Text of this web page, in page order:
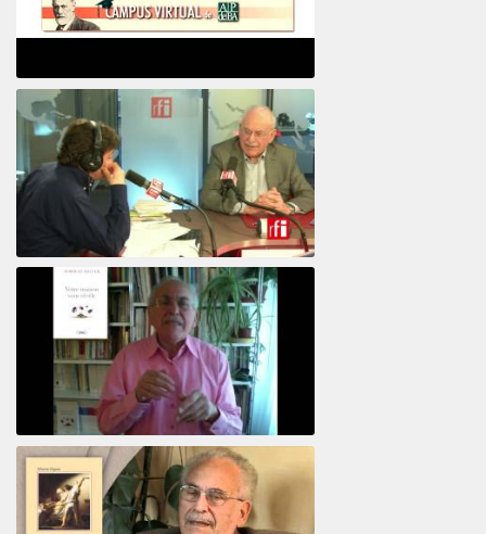
Psicoanálisis por Skype y teléfono Alberto
Eiguer presenta el curso virtual 2017
Votre maison vous révèle